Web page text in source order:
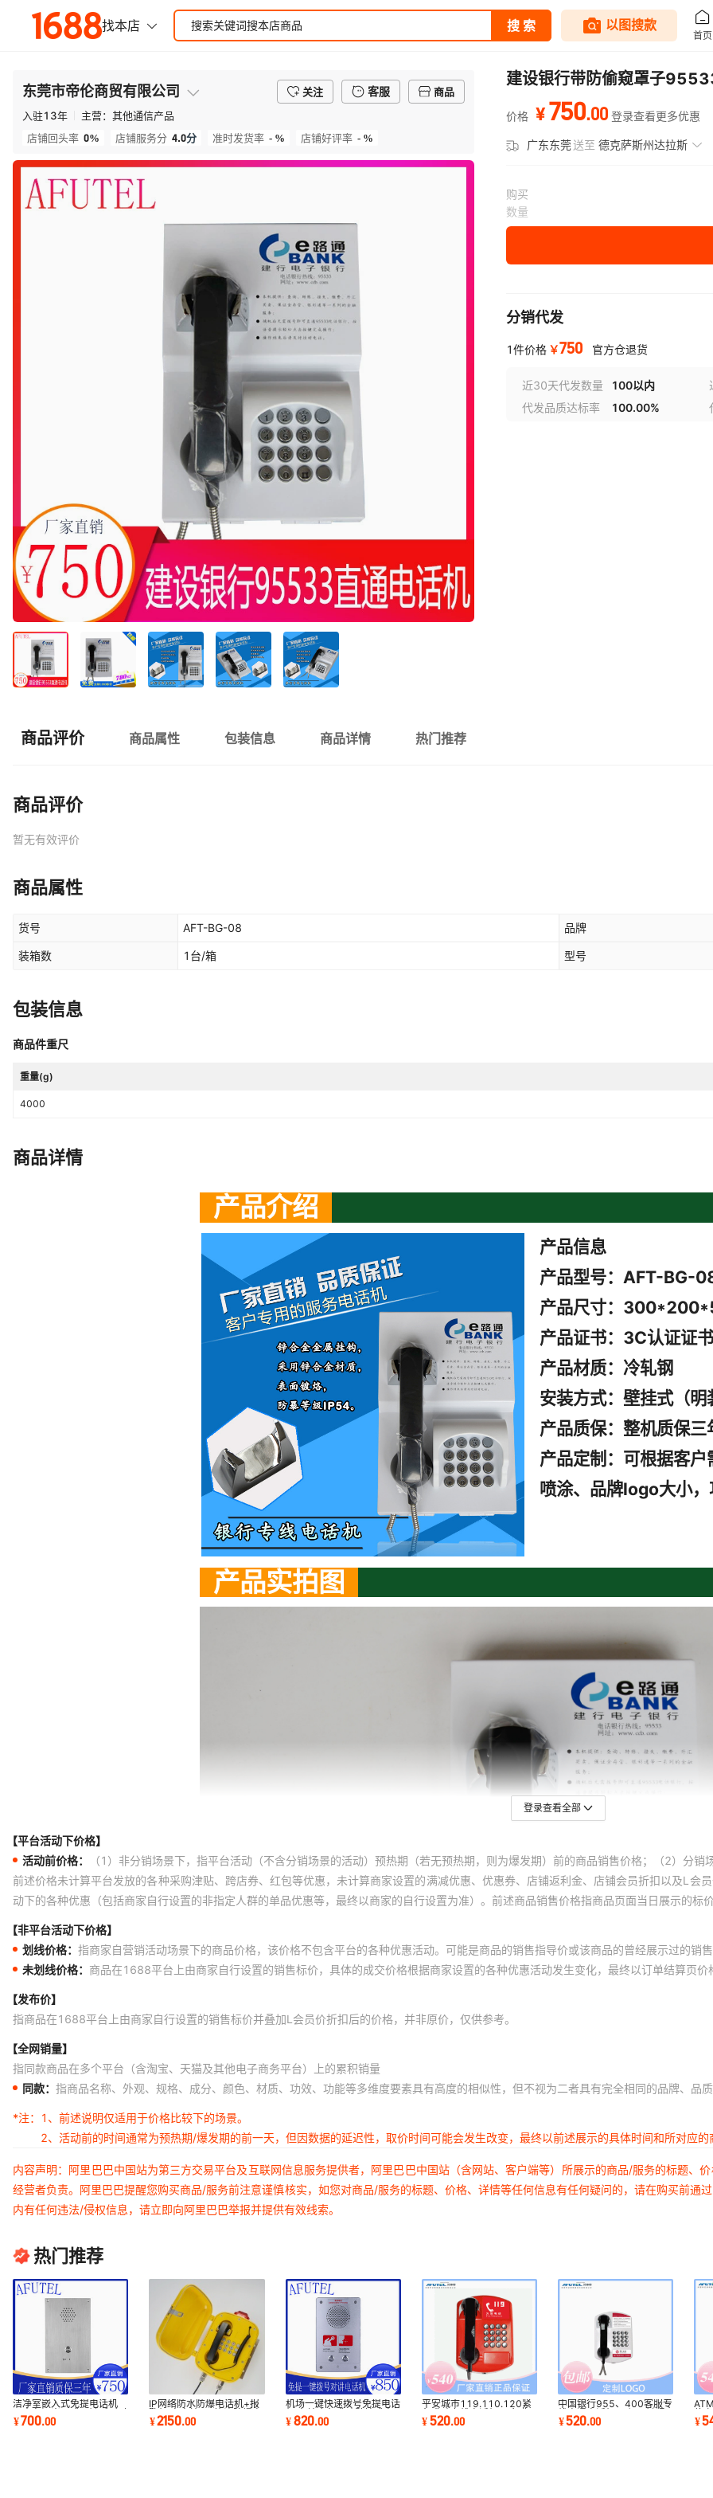
东莞市帝伦商贸有限公司 关注 客服
商品
入驻13年 主营： 其他通信产品
店铺回头率 0% 店铺服务分 4.0分 准时发货率 - % 店铺好评率 - %
建设银行带防偷窥罩子
价格 ¥750.00 登录查看更多优惠
广东东莞送至 德克萨斯州达拉斯
购买
数量
分销代发
1件价格 ￥750 官方仓退货
近30天代发数量 100以内
代发品质达标率
100.00%
商品评价 商品属性 包装信息 商品详情 热门推荐
商品评价
暂无有效评价
商品属性
货号 AFT-BG-08 品牌
装箱数 1台/箱 型号
包装信息
商品件重尺
重量(g)
4000
商品详情
登录查看全部
【平台活动下价格】
活动前价格：
（1）非分销场景下，指平台活动（不含分销场景的活动）预热期（若无预热期，则为爆发期）前的商品销售价格；（2）分
前述价格未计算平台发放的各种采购津贴、跨店券、红包等优惠，未计算商家设置的满减优惠、优惠券、店铺返利金、店铺会员折扣以及L会
动下的各种优惠（包括商家自行设置的非指定人群的单品优惠等，最终以商家的自行设置为准）。前述商品销售价格指商品页面当日展示的
【非平台活动下价格】
划线价格： 指商家自营销活动场景下的商品价格，该价格不包含平台的各种优惠活动。可能是商品的销售指导价或该商品的曾经展示过的销
未划线价格： 商品在1688平台上由商家自行设置的销售标价，具体的成交价格根据商家设置的各种优惠活动发生变化，最终以订单结算页价
【发布价】
指商品在1688平台上由商家自行设置的销售标价并叠加L会员价折扣后的价格，并非原价，仅供参考。
【全网销量】
指同款商品在多个平台（含淘宝、天猫及其他电子商务平台）上的累积销量
同款： 指商品名称、外观、规格、成分、颜色、材质、功效、功能等多维度要素具有高度的相似性，但不视为二者具有完全相同的品牌、品
*注：
1、前述说明仅适用于价格比较下的场景。
2、活动前的时间通常为预热期/爆发期的前一天，但因数据的延迟性，取价时间可能会发生改变，最终以前述展示的具体时间和所对应的
内容声明：阿里巴巴中国站为第三方交易平台及互联网信息服务提供者，阿里巴巴中国站（含网站、客户端等）所展示的商品/服务的标题、
经营者负责。阿里巴巴提醒您购买商品/服务前注意谨慎核实，如您对商品/服务的标题、价格、详情等任何信息有任何疑问的，请在购买前通
内有任何违法/侵权信息，请立即向阿里巴巴举报并提供有效线索。
热门推荐
洁净室嵌入式免提电话机
无尘车间嵌入式一键呼叫对
讲机
¥700.00
IP网络防水防爆电话机+报
警灯 变电站SIP协议防爆电
话机+声光报警
¥2150.00
机场一键快速拨号免提电话
机 车站应急求助壁挂式电
话机
¥820.00
平安城市119.110.120紧
急求助专线电话机 可免费
定制LOGO
¥520.00
中国银行955、400客服专
线直通电话机 四组一键紧
急拨号电话机
¥520.00
值
机
¥